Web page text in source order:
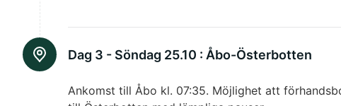
Dag 3 - Söndag 25.10 : Åbo-Österbotten
Ankomst till Åbo kl. 07:35. Möjlighet att